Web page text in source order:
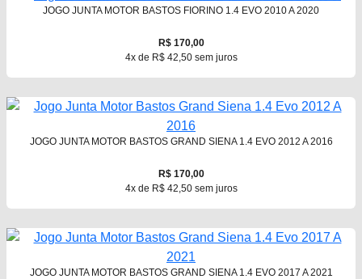
JOGO JUNTA MOTOR BASTOS FIORINO 1.4 EVO 2010 A 2020
R$ 170,00
4x de R$ 42,50 sem juros
JOGO JUNTA MOTOR BASTOS GRAND SIENA 1.4 EVO 2012 A 2016
R$ 170,00
4x de R$ 42,50 sem juros
JOGO JUNTA MOTOR BASTOS GRAND SIENA 1.4 EVO 2017 A 2021